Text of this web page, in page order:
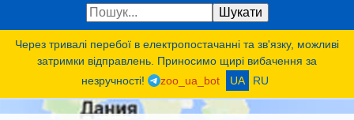
Через тривалі перебої в електропостачанні та зв'язку, можливі
затримки відправлень. Приносимо щирі вибачення за
незручності!
zoo_ua_bot UA RU